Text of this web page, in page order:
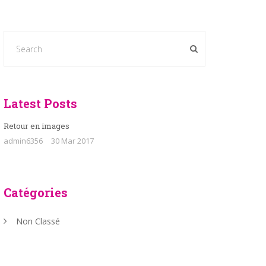
Latest Posts
Retour en images
admin6356
30 Mar 2017
Catégories
Non Classé